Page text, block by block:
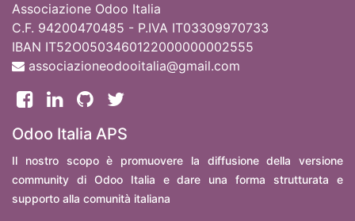
Associazione Odoo Italia
C.F. 94200470485 - P.IVA IT03309970733
IBAN IT52O0503460122000000002555
associazioneodooitalia@gmail.com
Odoo Italia APS
Il nostro scopo è promuovere la diffusione della versione
community di Odoo Italia e dare una forma strutturata e
supporto alla comunità italiana